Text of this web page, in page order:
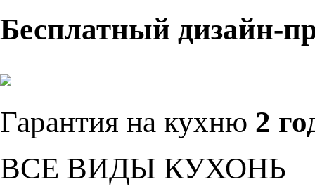
Бесплатный дизайн-
Гарантия на кухню 2
ВСЕ ВИДЫ КУХОНЬ